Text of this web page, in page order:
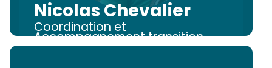
Nicolas Chevalier
Coordination et
Accompagnement transition
numérique